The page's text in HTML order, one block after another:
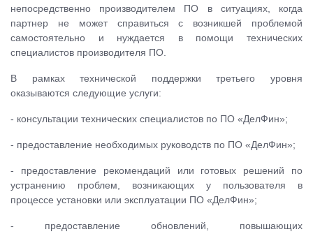
непосредственно производителем ПО в ситуациях, когда
партнер не может справиться с возникшей проблемой
самостоятельно и нуждается в помощи технических
специалистов производителя ПО.
В рамках технической поддержки третьего уровня
оказываются следующие услуги:
- консультации технических специалистов по ПО «ДелФин»;
- предоставление необходимых руководств по ПО «ДелФин»;
- предоставление рекомендаций или готовых решений по
устранению проблем, возникающих у пользователя в
процессе установки или эксплуатации ПО «ДелФин»;
- предоставление обновлений, повышающих